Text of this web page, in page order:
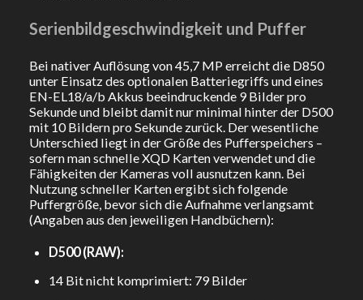
Serienbildgeschwindigkeit und Puffer
Bei nativer Auflösung von 45,7 MP erreicht die D850
unter Einsatz des optionalen Batteriegriffs und eines
EN-EL18/a/b Akkus beeindruckende 9 Bilder pro
Sekunde und bleibt damit nur minimal hinter der D500
mit 10 Bildern pro Sekunde zurück. Der wesentliche
Unterschied liegt in der Größe des Pufferspeichers –
sofern man schnelle XQD Karten verwendet und die
Fähigkeiten der Kameras voll ausnutzen kann. Bei
Nutzung schneller Karten ergibt sich folgende
Puffergröße, bevor sich die Aufnahme verlangsamt
(Angaben aus den jeweiligen Handbüchern):
D500 (RAW):
14 Bit nicht komprimiert: 79 Bilder